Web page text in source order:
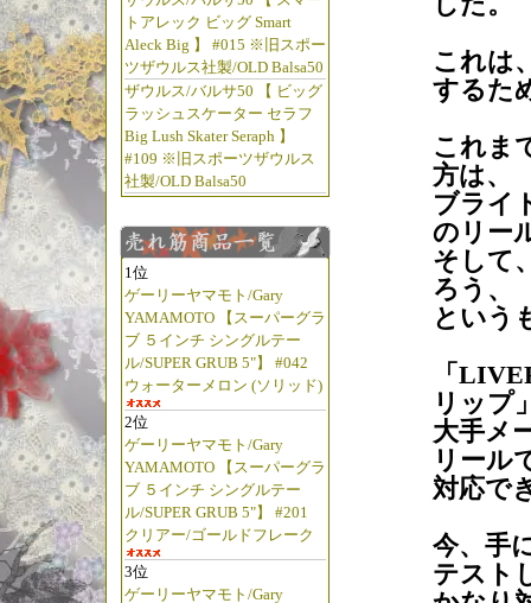
トアレック ビッグ Smart
Aleck Big 】 #015 ※旧スポー
ツザウルス社製/OLD Balsa50
ザウルス/バルサ50 【 ビッグ
ラッシュスケーター セラフ
Big Lush Skater Seraph 】
#109 ※旧スポーツザウルス
社製/OLD Balsa50
1位
ゲーリーヤマモト/Gary
YAMAMOTO 【スーパーグラ
ブ ５インチ シングルテー
ル/SUPER GRUB 5"】 #042
ウォーターメロン (ソリッド)
2位
ゲーリーヤマモト/Gary
YAMAMOTO 【スーパーグラ
ブ ５インチ シングルテー
ル/SUPER GRUB 5"】 #201
クリアー/ゴールドフレーク
3位
ゲーリーヤマモト/Gary
これは
するた
これま
方は、
ブライ
のリー
そして
ろう、
という
「
リップ
大手メ
リール
対応で
今、手
テスト